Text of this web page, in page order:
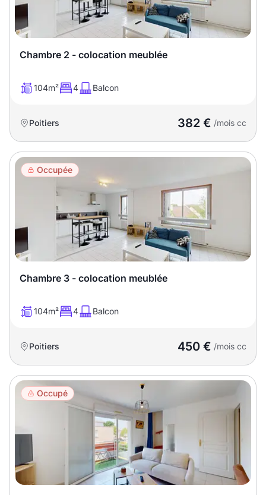
Chambre 2 - colocation meublée
104m² 4 Balcon
Poitiers 382 € /mois cc
Occupée
Chambre 3 - colocation meublée
104m² 4 Balcon
Poitiers 450 € /mois cc
Occupé